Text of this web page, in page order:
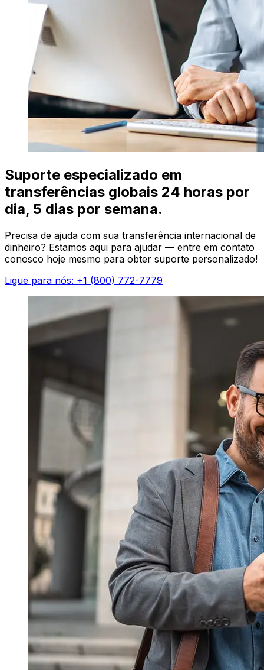
Suporte especializado em
transferências globais 24 horas por
dia, 5 dias por semana.
Precisa de ajuda com sua transferência internacional de
dinheiro? Estamos aqui para ajudar — entre em contato
conosco hoje mesmo para obter suporte personalizado!
Ligue para nós: +1 (800) 772-7779